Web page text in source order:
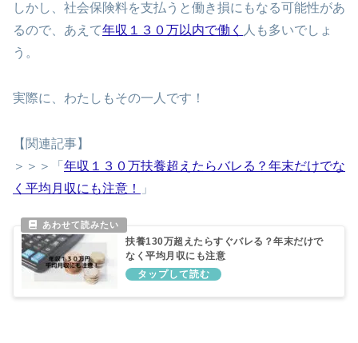
しかし、社会保険料を支払うと働き損にもなる可能性があ
るので、あえて年収１３０万以内で働く 人も多いでしょ
う。
実際に、わたしもその一人です！
【関連記事】
＞＞＞「 年収１３０万扶養超えたらバレる？年末だけでな
く平均月収にも注意！
」
扶養130万超えたらすぐバレる？年末だけで
なく平均月収にも注意